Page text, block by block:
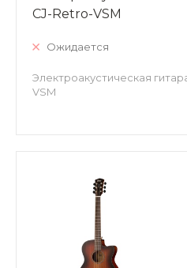
CJ-Retro-VSM
Ожидается
Электроакустическая
VSM